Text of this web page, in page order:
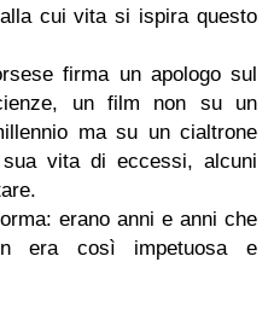
cui vita si ispira questo
firma un apologo sul
un film non su un
ma su un cialtrone
vita di eccessi, alcuni
erano anni e anni che
era così impetuosa e